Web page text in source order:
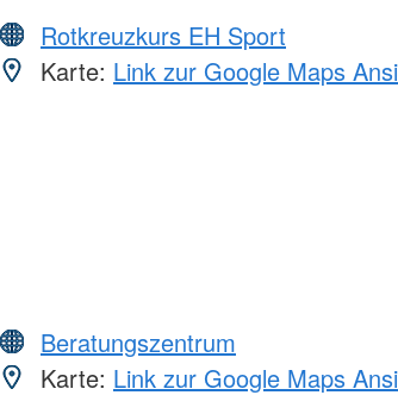
Rotkreuzkurs EH Sport
Karte: Link zur Google Maps
Beratungszentrum
Karte: Link zur Google Maps